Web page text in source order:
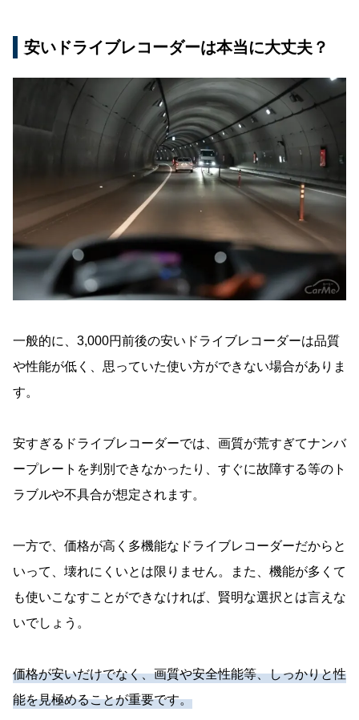
1.Sony製の高性能センサーで暗い場所でも鮮明
2.前後2カメラとも高画質
3.ループ録画で古い動画を削除しストレージ容
量を自動管理
4.ADAS(先進運転支援システム)で運転をサポー
5.24時間駐車監視機能で車にいない時も安心
6.緊急録画機能で事故時の証拠をより確実に保
存できる
日本語マニュアル対応で初心者でも安心
「70mai Dash Cam A510」で安全に運転しよう
安いドライブレコーダーは本当に大丈夫？
一般的に、3,000円前後の安いドライブレコーダーは品質
や性能が低く、思っていた使い方ができない場合がありま
す。
安すぎるドライブレコーダーでは、画質が荒すぎてナンバ
ープレートを判別できなかったり、すぐに故障する等のト
ラブルや不具合が想定されます。
一方で、価格が高く多機能なドライブレコーダーだからと
いって、壊れにくいとは限りません。また、機能が多くて
も使いこなすことができなければ、賢明な選択とは言えな
いでしょう。
価格が安いだけでなく、画質や安全性能等、しっかりと性
能を見極めることが重要です。